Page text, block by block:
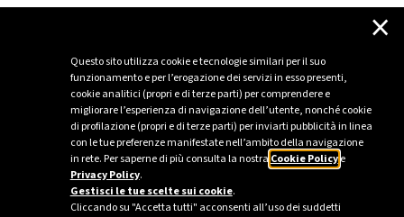
Questo sito utilizza cookie e tecnologie similari per il suo
funzionamento e per l’erogazione dei servizi in esso presenti,
cookie analitici (propri e di terze parti) per comprendere e
migliorare l’esperienza di navigazione dell’utente, nonché cookie
di profilazione (propri e di terze parti) per inviarti pubblicità in linea
con le tue preferenze manifestate nell’ambito della navigazione
in rete. Per saperne di più consulta la nostra Cookie Policye
Privacy Policy.
Gestisci le tue scelte sui cookie.
Cliccando su "Accetta tutti" acconsenti all’uso dei suddetti
×
C'è un problema con il recupero dei
Per favore riprova piú tardi
Sei un’azienda o una PA?